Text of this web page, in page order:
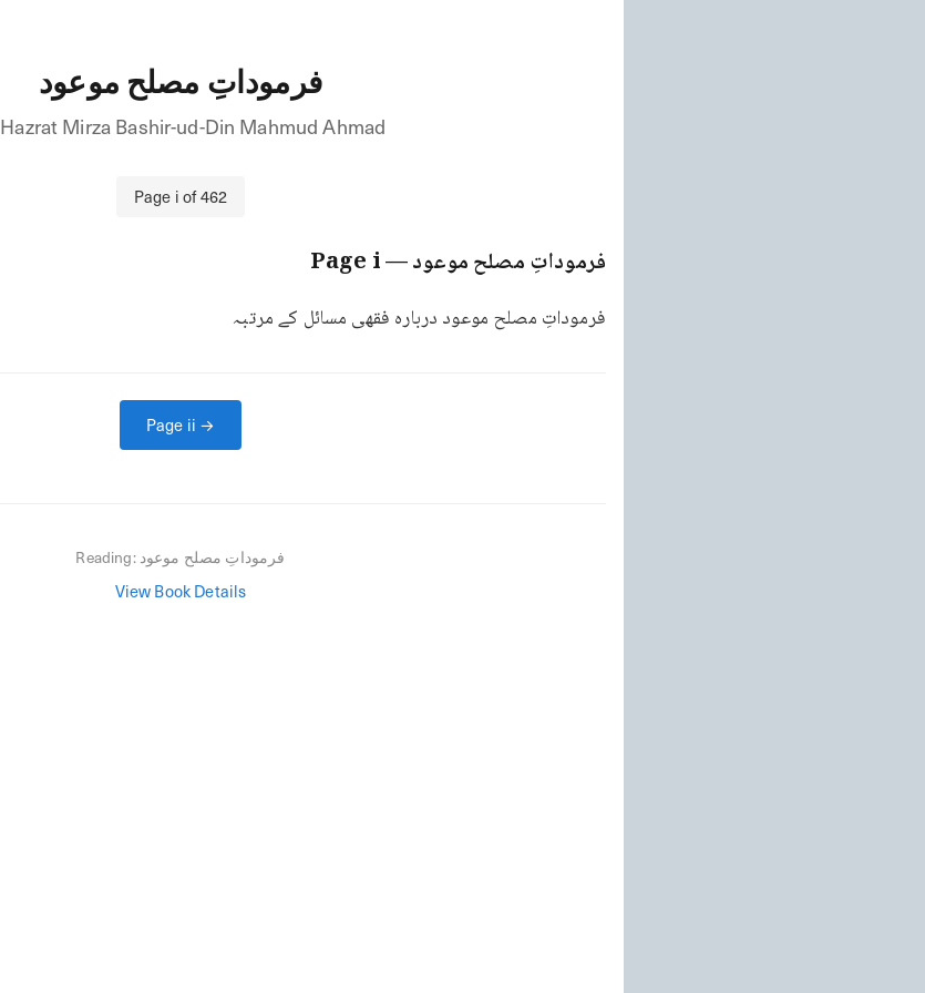
فرموداتِ مصلح موعود
Hazrat Mirza Bashir-ud-Din Mahmud Ahmad
Page i of462
فرموداتِ مصلح موعود— Page
i
فرموداتِ مصلح موعود درباره فقهی مسائل کے مرتبہ
Page ii →
Reading: فرموداتِ مصلح موعود
View Book Details